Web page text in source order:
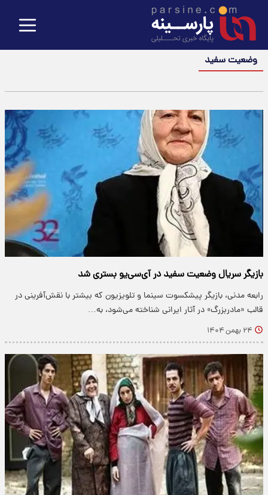
وضعیت سفید
بازیگر سریال وضعیت سفید در آی‌سی‌یو بستری شد
رابعه مدنی، بازیگر پیشکسوت سینما و تلویزیون که بیشتر با نقش‌آفرینی در
قالب «مادربزرگ» در آثار ایرانی شناخته می‌شود، به…
۲۴ بهمن ۱۴۰۴